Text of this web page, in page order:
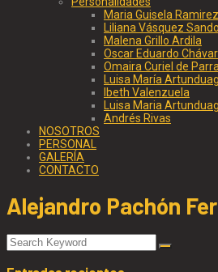
Maria Guisela Ramirez
Liliana Vásquez
Malena Grillo Ardila
Oscar Eduardo
Omaira Curiel de Parra
Luisa María
Ibeth Valenzuela
Luisa Maria
Andrés Rivas
NOSOTROS
PERSONAL
GALERÍA
CONTACTO
Alejandro Pachón